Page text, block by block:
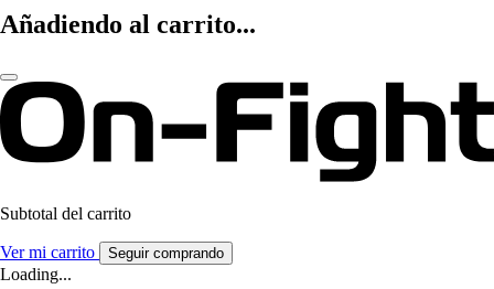
Añadiendo al carrito...
Subtotal del carrito
Ver mi carrito Seguir comprando
Loading...